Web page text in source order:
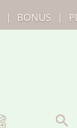
| BONUS |